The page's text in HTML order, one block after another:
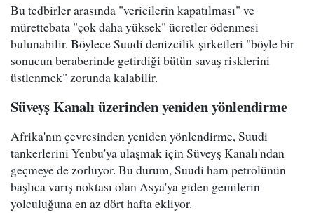
Bu tedbirler arasında "vericilerin kapatılması" ve
mürettebata "çok daha yüksek" ücretler ödenmesi
bulunabilir. Böylece Suudi denizcilik şirketleri "böyle bir
sonucun beraberinde getirdiği bütün savaş risklerini
üstlenmek" zorunda kalabilir.
Süveyş Kanalı üzerinden yeniden yönlendirme
Afrika'nın çevresinden yeniden yönlendirme, Suudi
tankerlerini Yenbu'ya ulaşmak için Süveyş Kanalı'ndan
geçmeye de zorluyor. Bu durum, Suudi ham petrolünün
başlıca varış noktası olan Asya'ya giden gemilerin
yolculuğuna en az dört hafta ekliyor.